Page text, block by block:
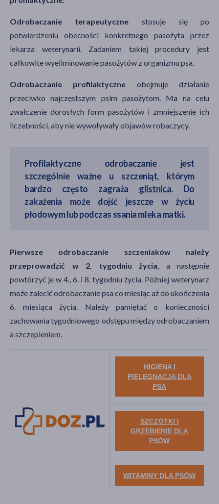
Odrobaczanie terapeutyczne stosuje się po
potwierdzeniu obecności konkretnego pasożyta przez
lekarza weterynarii. Zadaniem takiej procedury jest
całkowite wyeliminowanie pasożytów z organizmu psa.
Odrobaczanie profilaktyczne obejmuje działanie
przeciwko najczęstszym psim pasożytom. Ma na celu
zwalczenie dorosłych form pasożytów i zmniejszenie ich
liczebności, aby nie wywoływały objawów robaczycy.
Profilaktyczne odrobaczanie jest
szczególnie ważne u szczeniąt, którym
bardzo często zagraża glistnica. Do
zakażenia może dojść jeszcze w życiu
płodowym lub podczas ssania mleka matki.
Pierwsze odrobaczanie szczeniaków należy
przeprowadzić w 2. tygodniu życia , a następnie
powtórzyć je w 4., 6. i 8. tygodniu życia. Później weterynarz
może zalecić odrobaczanie psa co miesiąc aż do ukończenia
6. miesiąca życia. Należy pamiętać o konieczności
zachowania tygodniowego odstępu między odrobaczaniem
a szczepieniem.
HIGIENA I
PIELĘGNACJA DLA
PSA
SZCZOTKI I
GRZEBIENIE DLA
PSÓW
WITAMINY DLA PSÓW